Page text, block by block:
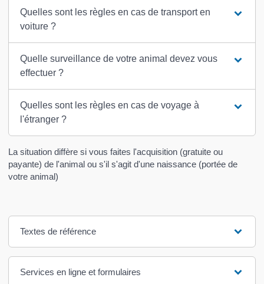
Quelles sont les règles en cas de transport en
voiture ?
Quelle surveillance de votre animal devez vous
effectuer ?
Quelles sont les règles en cas de voyage à
l'étranger ?
La situation diffère si vous faites l'acquisition (gratuite ou
payante) de l'animal ou s'il s'agit d'une naissance (portée de
votre animal)
Textes de référence
Services en ligne et formulaires